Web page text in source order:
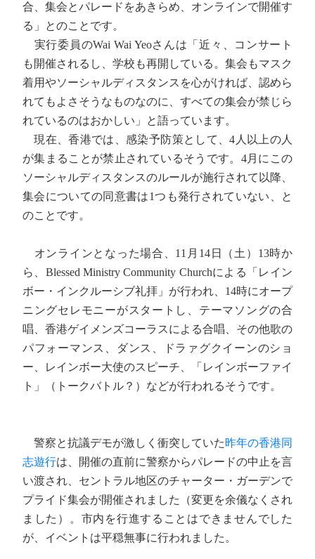
合、集会とパレードをあきらめ、オンラインで開催す
る」とのことです。
実行委員のWai Wai Yeoさんは「近々、コンサート
も開催されるし、学校も再開している。集会もマスク
着用やソーシャルディスタンスを心がければ、認めら
れてもよさそうなものなのに、すべての集会が禁じら
れているのはおかしい」と語っています。
現在、香港では、感染予防策として、4人以上の人
が集まることが禁止されているそうです。4月にこの
ソーシャルディスタンスのルールが施行されて以降、
集会についての同意書は1つも発行されていない、と
のことです。
オンラインとなった場合、11月14日（土）13時か
ら、Blessed Ministry Community Churchによる「レイン
ボー・インクルーシブ礼拝」が行われ、14時にオープ
ニングセレモニーがスタートし、テーマソングの合
唱、香港ゲイメンズコーラスによる合唱、その他歌の
パフォーマンス、ダンス、ドラァグクイーンのショ
ー、レインボー大使のスピーチ、「レインボーファイ
ト」（トークバトル？）などが行われるそうです。
警察と抗議デモが激しく衝突していた昨年の香港同
志遊行は、開催の直前に警察からパレードの中止を言
い渡され、セントラル地区のチャーター・ガーデンで
プライド集会が開催されました（変更を余儀なくされ
ました）。市内を行進することはできませんでした
が、イベントは平穏無事に行われました。